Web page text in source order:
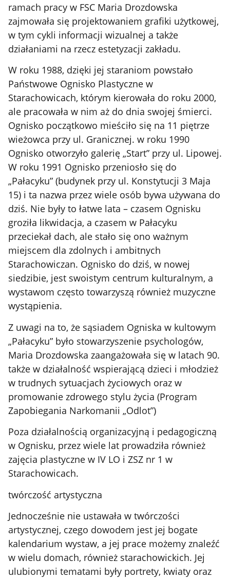
ramach pracy w FSC Maria Drozdowska
zajmowała się projektowaniem grafiki użytkowej,
w tym cykli informacji wizualnej a także
działaniami na rzecz estetyzacji zakładu.
W roku 1988, dzięki jej staraniom powstało
Państwowe Ognisko Plastyczne w
Starachowicach, którym kierowała do roku 2000,
ale pracowała w nim aż do dnia swojej śmierci.
Ognisko początkowo mieściło się na 11 piętrze
wieżowca przy ul. Granicznej. w roku 1990
Ognisko otworzyło galerię „Start” przy ul. Lipowej.
W roku 1991 Ognisko przeniosło się do
„Pałacyku” (budynek przy ul. Konstytucji 3 Maja
15) i ta nazwa przez wiele osób bywa używana do
dziś. Nie były to łatwe lata – czasem Ognisku
groziła likwidacja, a czasem w Pałacyku
przeciekał dach, ale stało się ono ważnym
miejscem dla zdolnych i ambitnych
Starachowiczan. Ognisko do dziś, w nowej
siedzibie, jest swoistym centrum kulturalnym, a
wystawom często towarzyszą również muzyczne
wystąpienia.
Z uwagi na to, że sąsiadem Ogniska w kultowym
„Pałacyku” było stowarzyszenie psychologów,
Maria Drozdowska zaangażowała się w latach 90.
także w działalność wspierającą dzieci i młodzież
w trudnych sytuacjach życiowych oraz w
promowanie zdrowego stylu życia (Program
Zapobiegania Narkomanii „Odlot”)
Poza działalnością organizacyjną i pedagogiczną
w Ognisku, przez wiele lat prowadziła również
zajęcia plastyczne w IV LO i ZSZ nr 1 w
Starachowicach.
twórczość artystyczna
Jednocześnie nie ustawała w twórczości
artystycznej, czego dowodem jest jej bogate
kalendarium wystaw, a jej prace możemy znaleźć
w wielu domach, również starachowickich. Jej
ulubionymi tematami były portrety, kwiaty oraz